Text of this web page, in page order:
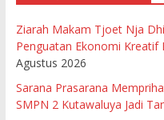
Ziarah Makam Tjoet Nja
Penguatan Ekonomi Kreatif
Agustus 2026
Sarana Prasarana
SMPN 2 Kutawaluya Jadi